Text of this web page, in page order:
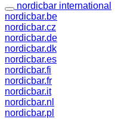
nordicbar international
nordicbar.be
nordicbar.cz
nordicbar.de
nordicbar.dk
nordicbar.es
nordicbar.fi
nordicbar.fr
nordicbar.it
nordicbar.nl
nordicbar.pl